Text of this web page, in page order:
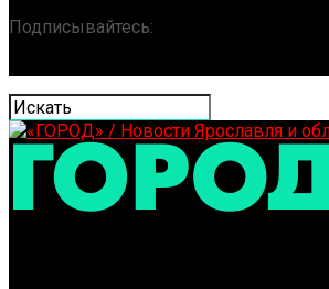
Подписывайтесь: